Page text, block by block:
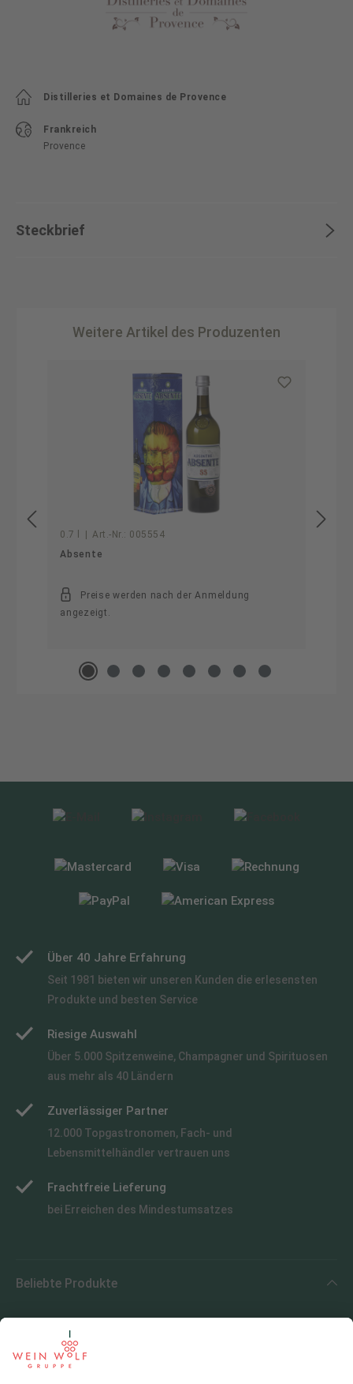
Distilleries et Domaines de Provence
Frankreich
Provence
Steckbrief
Weitere Artikel des Produzenten
0.7 l Art.-Nr.: 005554
Absente
Preise werden nach der Anmeldung
angezeigt.
Über 40 Jahre Erfahrung
Seit 1981 bieten wir unseren Kunden die erlesensten
Produkte und besten Service
Riesige Auswahl
Über 5.000 Spitzenweine, Champagner und Spirituosen
aus mehr als 40 Ländern
Zuverlässiger Partner
12.000 Topgastronomen, Fach- und
Lebensmittelhändler vertrauen uns
Frachtfreie Lieferung
bei Erreichen des Mindestumsatzes
Beliebte Produkte
Beliebte Regionen